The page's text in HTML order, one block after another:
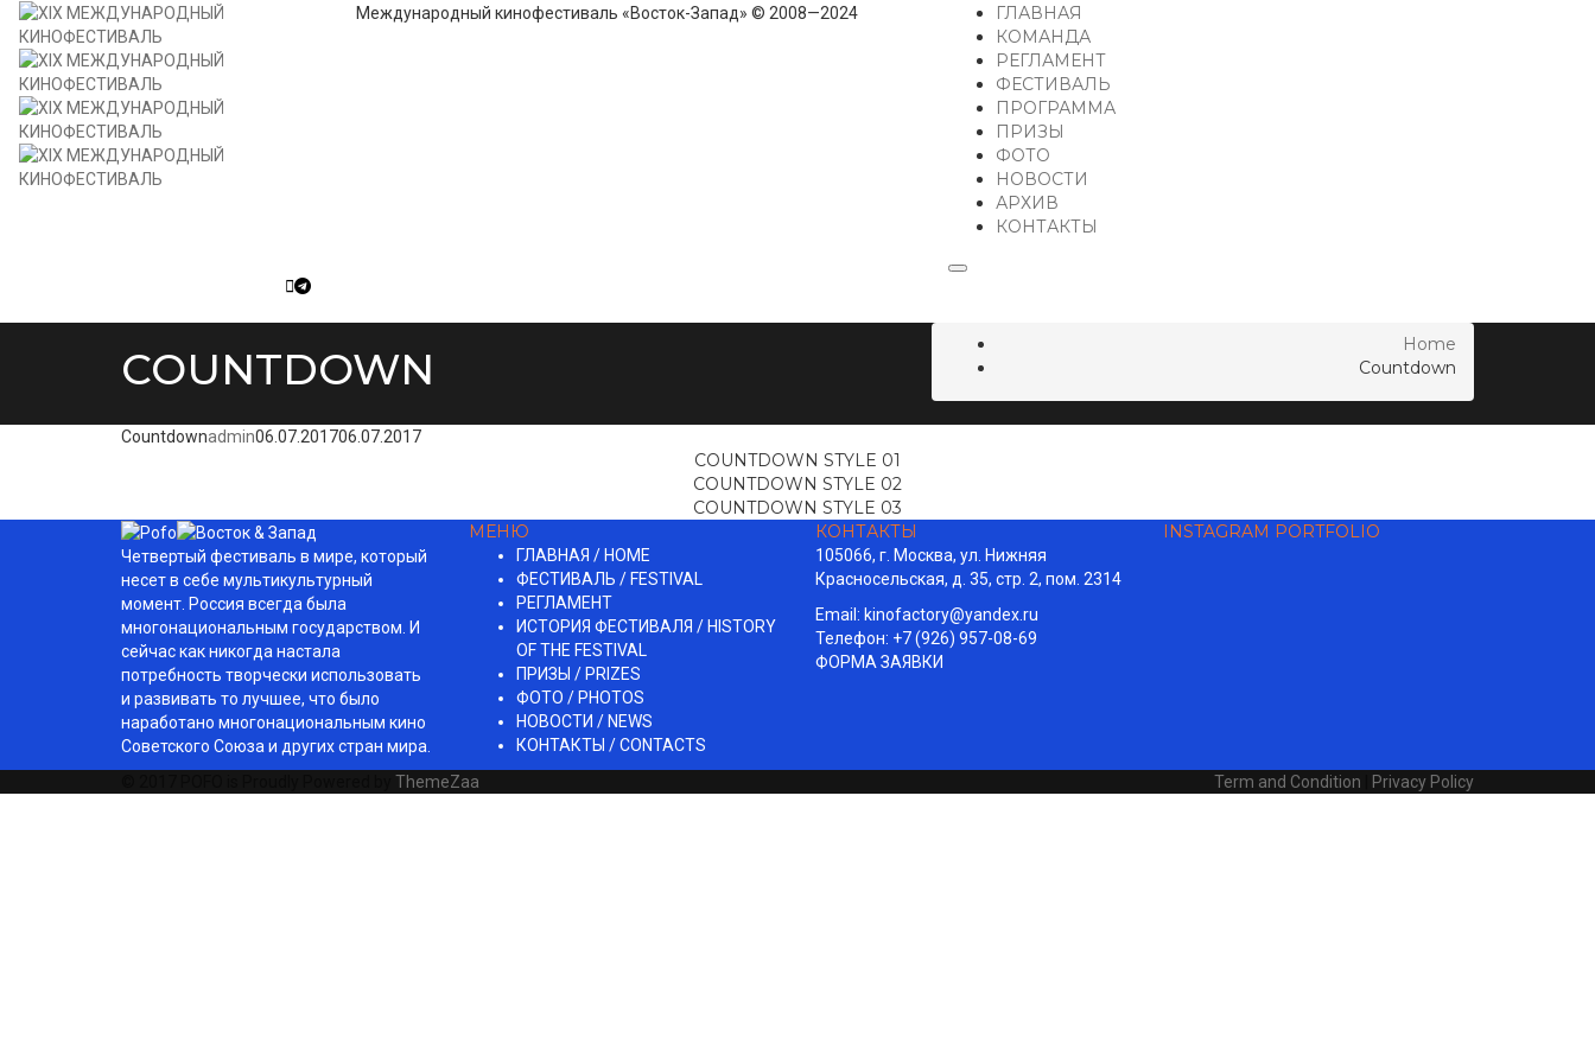
Международный кинофестиваль «Восток-Запад» © 2008—2024
ГЛАВНАЯ
КОМАНДА
РЕГЛАМЕНТ
ФЕСТИВАЛЬ
ПРОГРАММА
ПРИЗЫ
ФОТО
НОВОСТИ
АРХИВ
КОНТАКТЫ
COUNTDOWN
Home
Countdown
Countdownadmin06.07.201706.07.2017
COUNTDOWN STYLE 01
COUNTDOWN STYLE 02
COUNTDOWN STYLE 03
Четвертый фестиваль в мире, который
несет в себе мультикультурный
момент. Россия всегда была
многонациональным государством. И
сейчас как никогда настала
потребность творчески использовать
и развивать то лучшее, что было
наработано многонациональным кино
Советского Союза и других стран мира.
МЕНЮ
ГЛАВНАЯ / HOME
ФЕСТИВАЛЬ / FESTIVAL
РЕГЛАМЕНТ
ИСТОРИЯ ФЕСТИВАЛЯ / HISTORY
OF THE FESTIVAL
ПРИЗЫ / PRIZES
ФОТО / PHOTOS
НОВОСТИ / NEWS
КОНТАКТЫ / СONTACTS
КОНТАКТЫ
105066, г. Москва, ул. Нижняя
Красносельская, д. 35, стр. 2, пом. 2314
Email: kinofactory@yandex.ru
Телефон: +7 (926) 957-08-69
ФОРМА ЗАЯВКИ
INSTAGRAM PORTFOLIO
ThemeZaa Term and Condition Privacy Policy